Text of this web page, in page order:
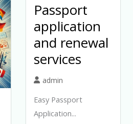
Passport
application
and renewal
services
admin
Easy Passport
Application...